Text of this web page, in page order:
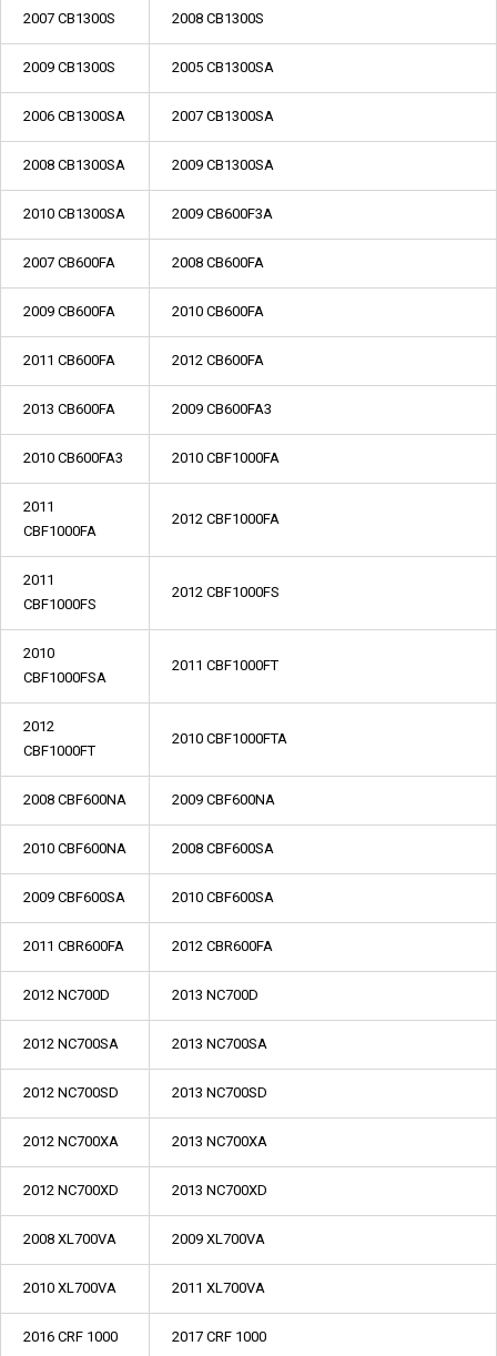
2007 CB1300S 2008 CB1300S
2009 CB1300S 2005 CB1300SA
2006 CB1300SA 2007 CB1300SA
2008 CB1300SA 2009 CB1300SA
2010 CB1300SA 2009 CB600F3A
2007 CB600FA 2008 CB600FA
2009 CB600FA 2010 CB600FA
2011 CB600FA 2012 CB600FA
2013 CB600FA 2009 CB600FA3
2010 CB600FA3 2010 CBF1000FA
2011
CBF1000FA
2012 CBF1000FA
2011
CBF1000FS
2012 CBF1000FS
2010
CBF1000FSA
2011 CBF1000FT
2012
CBF1000FT
2010 CBF1000FTA
2008 CBF600NA 2009 CBF600NA
2010 CBF600NA 2008 CBF600SA
2009 CBF600SA 2010 CBF600SA
2011 CBR600FA 2012 CBR600FA
2012 NC700D 2013 NC700D
2012 NC700SA 2013 NC700SA
2012 NC700SD 2013 NC700SD
2012 NC700XA 2013 NC700XA
2012 NC700XD 2013 NC700XD
2008 XL700VA 2009 XL700VA
2010 XL700VA 2011 XL700VA
2016 CRF 1000 2017 CRF 1000